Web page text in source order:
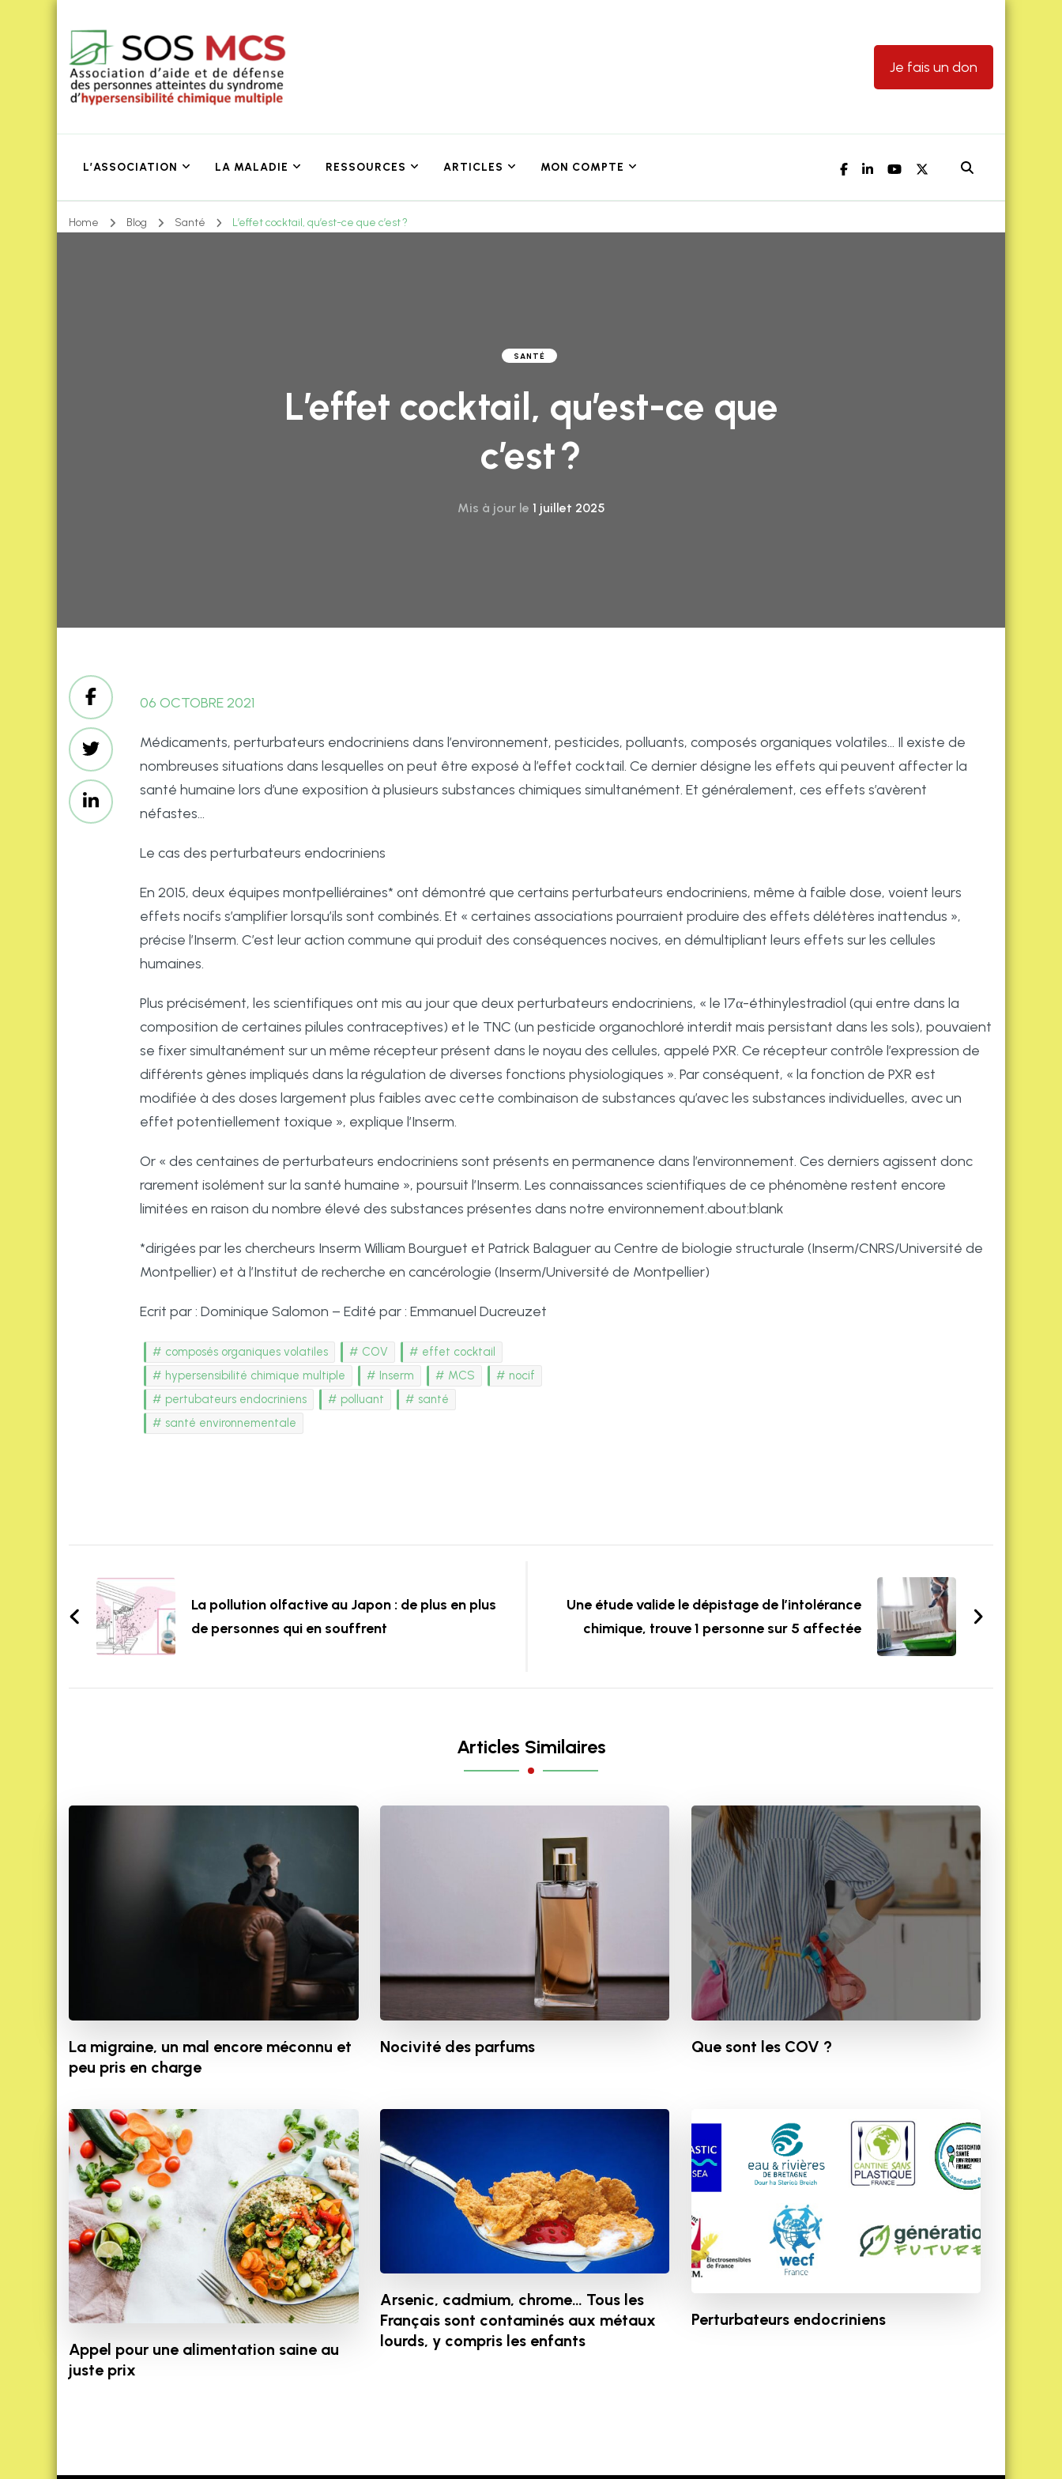
Je fais un don
L’ASSOCIATION LA MALADIE RESSOURCES ARTICLES MON COMPTE
Home Blog Santé L’effet cocktail, qu’est-ce que c’est ?
SANTÉ
L’effet cocktail, qu’est-ce que
c’est ?
Mis à jour le 1 juillet 2025
06 OCTOBRE 2021
Médicaments, perturbateurs endocriniens dans l’environnement, pesticides, polluants, composés organiques volatiles… Il existe de
nombreuses situations dans lesquelles on peut être exposé à l’effet cocktail. Ce dernier désigne les effets qui peuvent affecter la
santé humaine lors d’une exposition à plusieurs substances chimiques simultanément. Et généralement, ces effets s’avèrent
néfastes…
Le cas des perturbateurs endocriniens
En 2015, deux équipes montpelliéraines* ont démontré que certains perturbateurs endocriniens, même à faible dose, voient leurs
effets nocifs s’amplifier lorsqu’ils sont combinés. Et « certaines associations pourraient produire des effets délétères inattendus »,
précise l’Inserm. C’est leur action commune qui produit des conséquences nocives, en démultipliant leurs effets sur les cellules
humaines.
Plus précisément, les scientifiques ont mis au jour que deux perturbateurs endocriniens, « le 17α-éthinylestradiol (qui entre dans la
composition de certaines pilules contraceptives) et le TNC (un pesticide organochloré interdit mais persistant dans les sols), pouvaient
se fixer simultanément sur un même récepteur présent dans le noyau des cellules, appelé PXR. Ce récepteur contrôle l’expression de
différents gènes impliqués dans la régulation de diverses fonctions physiologiques ». Par conséquent, « la fonction de PXR est
modifiée à des doses largement plus faibles avec cette combinaison de substances qu’avec les substances individuelles, avec un
effet potentiellement toxique », explique l’Inserm.
Or « des centaines de perturbateurs endocriniens sont présents en permanence dans l’environnement. Ces derniers agissent donc
rarement isolément sur la santé humaine », poursuit l’Inserm. Les connaissances scientifiques de ce phénomène restent encore
limitées en raison du nombre élevé des substances présentes dans notre environnement.about:blank
*dirigées par les chercheurs Inserm William Bourguet et Patrick Balaguer au Centre de biologie structurale (Inserm/CNRS/Université de
Montpellier) et à l’Institut de recherche en cancérologie (Inserm/Université de Montpellier)
Ecrit par : Dominique Salomon – Edité par : Emmanuel Ducreuzet
composés organiques volatiles COV
effet cocktail
hypersensibilité chimique multiple
Inserm MCS
nocif
pertubateurs endocriniens
polluant
santé
santé environnementale
NavigationLa pollution olfactive au Japon : de plus en plus
de personnes qui en souffrent
Une étude valide le dépistage de l’intolérance
chimique, trouve 1 personne sur 5 affectée
Articles Similaires
La migraine, un mal encore méconnu et
peu pris en charge
Nocivité des parfums Que sont les COV ?
Appel pour une alimentation saine au
juste prix
Arsenic, cadmium, chrome… Tous les
Français sont contaminés aux métaux
lourds, y compris les enfants
Perturbateurs endocriniens